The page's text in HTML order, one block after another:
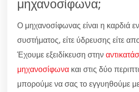
Ο μηχανοσίφωνας είναι η καρδιά
συστήματος, είτε ύδρευσης είτε
Έχουμε εξειδίκευση στην
μηχανοσίφωνα και στις δύο
μπορούμε να σας το εγγυηθούμε με